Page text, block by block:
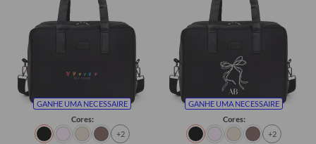
GANHE UMA NECESSAIRE
Cores:
+2
GANHE UMA NECESSAIRE
Cores:
+2